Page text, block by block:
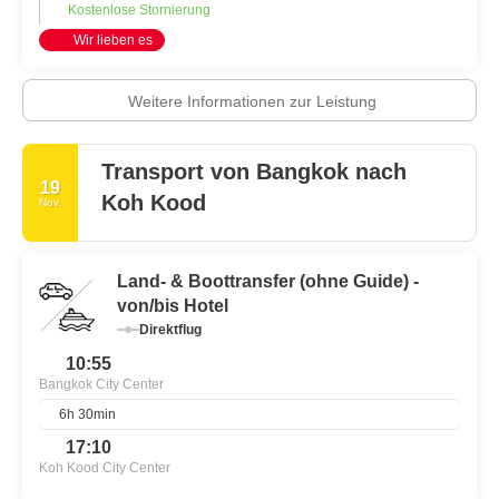
Touristen erlaubt, die Stadt auf eigene Faust zu erkunden.
Taxifahrten sind erschwinglich, können aber aufgrund der vollen
Straßen zeitaufwendig sein.
In Bangkok herrscht ganzjährig ein warmes, feuchtes Klima.
Während des Monsuns, etwa von April bis Oktober, fällt der
meiste Niederschlag, in der Regel in Form von heftigen, aber
Kostenlose Stornierung
Wir lieben es
Weitere Informationen zur Leistung
19
Nov.
Transport von Bangkok nach
Koh Kood
Land- & Boottransfer (ohne Guide) -
von/bis Hotel
Direktflug
10:55
Bangkok City Center
6h 30min
17:10
Koh Kood City Center